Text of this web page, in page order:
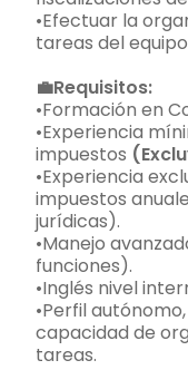
•Efectuar la
tareas del
💼Requisitos:
•Formación en
•Experiencia
impuestos
•Experiencia
impuestos
jurídicas).
•Manejo
funciones).
•Inglés nivel
•Perfil
capacidad de
tareas.